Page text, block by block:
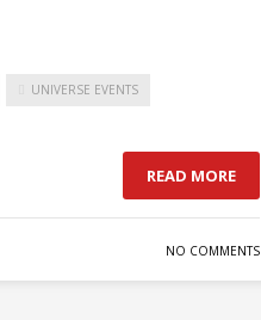
UNIVERSE EVENTS
READ MORE
NO COMMENTS